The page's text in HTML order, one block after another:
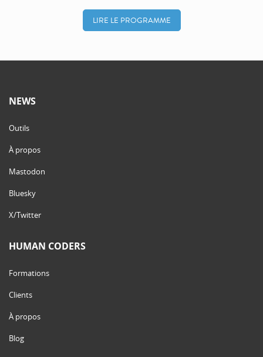
LIRE LE PROGRAMME
NEWS
Outils
À propos
Mastodon
Bluesky
X/Twitter
HUMAN CODERS
Formations
Clients
À propos
Blog